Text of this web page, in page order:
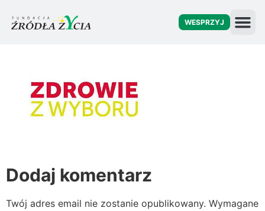
WESPRZYJ
Dodaj komentarz
Twój adres email nie zostanie opublikowany. Wymagane